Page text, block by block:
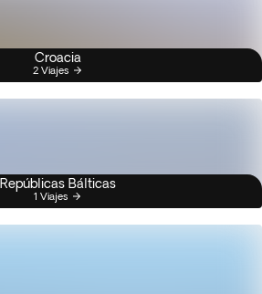
Croacia
2 Viajes
Repúblicas Bálticas
1 Viajes